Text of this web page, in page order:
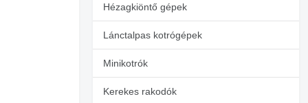
Hézagkiöntő gépek
Lánctalpas kotrógépek
Minikotrók
Kerekes rakodók